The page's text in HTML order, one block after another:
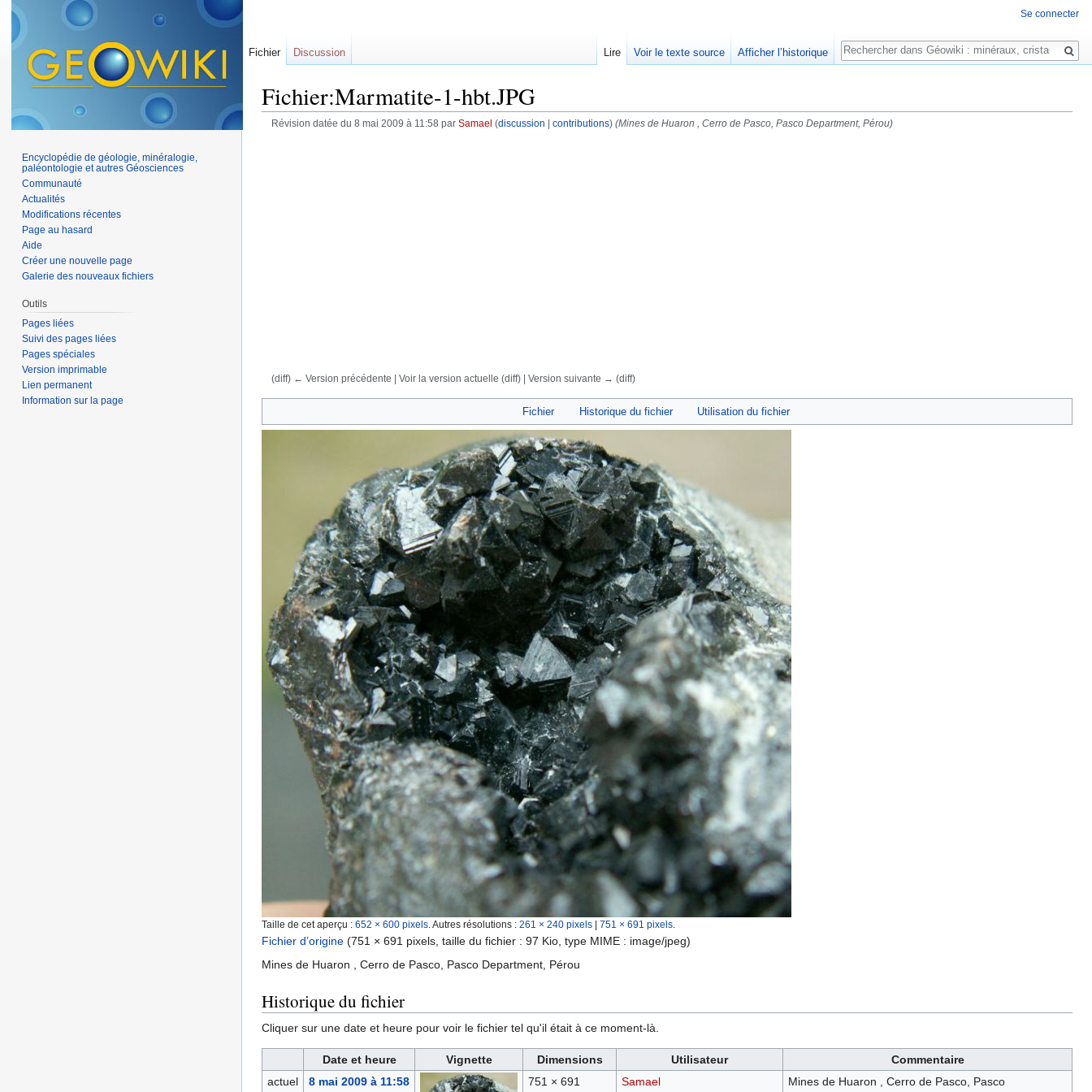
Fichier:Marmatite-1-hbt.JPG
Révision datée du 8 mai 2009 à 11:58 par Samael (discussion contributions) (Mines de Huaron , Cerro de Pasco, Pasco Department, Pérou)
(diff) ← Version précédente | Voir la version actuelle (diff) | Version suivante → (diff)
Fichier Historique du fichier Utilisation du fichier
Taille de cet aperçu : 652 × 600 pixels Autres résolutions : 261 × 240 pixels 751 × 691 pixels
Fichier d’origine (751 × 691 pixels, taille du fichier : 97 Kio, type MIME : image/jpeg)
Mines de Huaron , Cerro de Pasco, Pasco Department, Pérou
Historique du fichier
Cliquer sur une date et heure pour voir le fichier tel qu'il était à ce moment-là.
Date et heure Vignette Dimensions Utilisateur
Commentaire
actuel
8 mai 2009 à 11:58 751 × 691 Samael Mines de Huaron , Cerro de Pasco, Pasco
Se connecter
Fichier Discussion Lire Voir le texte source Afficher l’historique
Rechercher
Encyclopédie de géologie, minéralogie,
paléontologie et autres Géosciences
Communauté
Actualités
Modifications récentes
Page au hasard
Aide
Créer une nouvelle page
Galerie des nouveaux fichiers
Outils
Pages liées
Suivi des pages liées
Pages spéciales
Version imprimable
Lien permanent
Information sur la page